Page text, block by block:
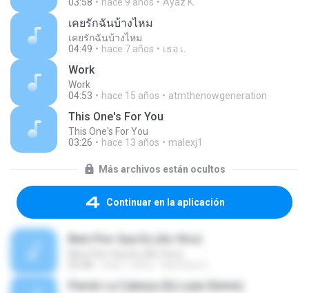
เคยรักฉันบ้างไหม
เคยรักฉันบ้างไหม
04:49
hace 7 años เธอ เ.
Work
Work
04:53
hace 15 años atmthenowgeneration
This One's For You
This One's For You
03:26
hace 13 años malexj1
Más archivos están ocultos
Continuar en la aplicación
Bem Pior Que Eu (Ao Vivo)
Pierdo La Cabeza (Dj Luian Remix)